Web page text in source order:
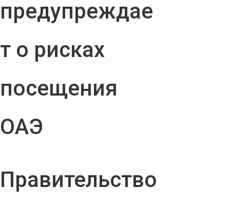
предупреждае
т о рисках
посещения
ОАЭ
Правительство